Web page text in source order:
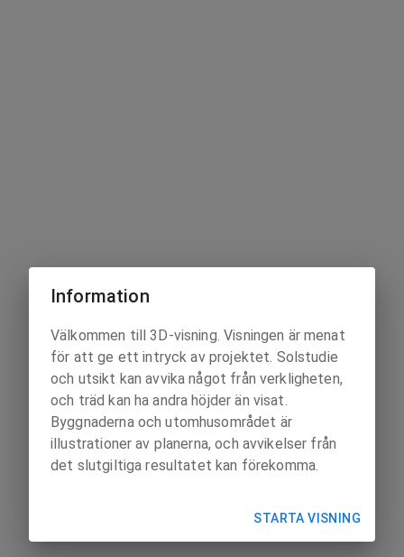
Information
Välkommen till 3D-visning. Visningen är menat
för att ge ett intryck av projektet. Solstudie
och utsikt kan avvika något från verkligheten,
och träd kan ha andra höjder än visat.
Byggnaderna och utomhusområdet är
illustrationer av planerna, och avvikelser från
det slutgiltiga resultatet kan förekomma.
STARTA VISNING